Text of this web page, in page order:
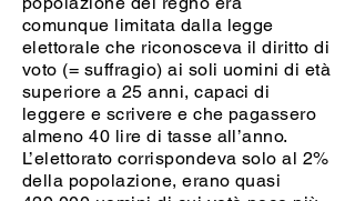
comunque limitata dalla legge
elettorale che riconosceva il diritto di
voto (= suffragio) ai soli uomini di età
superiore a 25 anni, capaci di
leggere e scrivere e che pagassero
almeno 40 lire di tasse all’anno.
L’elettorato corrispondeva solo al 2%
della popolazione, erano quasi